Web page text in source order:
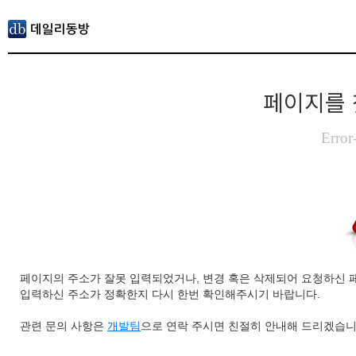
페이지를
페이지의 주소가 잘못 입력되었거나, 변경 혹은 삭제되어 요청하신
입력하신 주소가 정확한지 다시 한번 확인해주시기 바랍니다.
관련 문의 사항은 개발팀 으로 연락 주시면 친절히 안내해 드리겠습